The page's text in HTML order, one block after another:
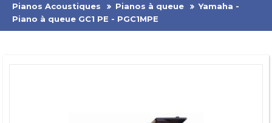
Pianos Acoustiques
Pianos à queue
Yamaha -
Piano à queue GC1 PE - PGC1MPE